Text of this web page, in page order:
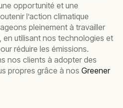
opportunité et une
l’action climatique
pleinement à travailler
en utilisant nos technologies et
réduire les émissions.
nos clients à adopter des
propres grâce à nos Greener